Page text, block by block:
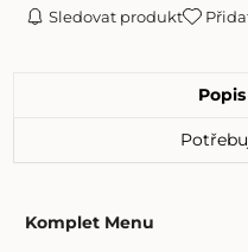
Sledovat produkt
Komplet Menu